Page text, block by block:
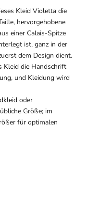
Kleid Violetta die
hervorgehobene
einer Calais-Spitze
ist, ganz in der
dem Design dient.
Kleid die Handschrift
und Kleidung wird
oder
Größe; im
für optimalen